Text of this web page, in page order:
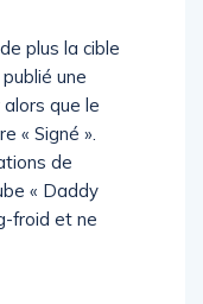
plus la cible
une
que le
« Signé ».
de
« Daddy
froid et ne